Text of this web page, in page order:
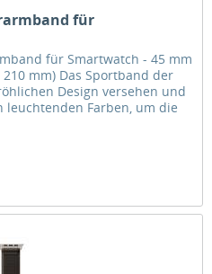
für
für Smartwatch - 45 mm
mm) Das Sportband der
Design versehen und
leuchtenden Farben, um die